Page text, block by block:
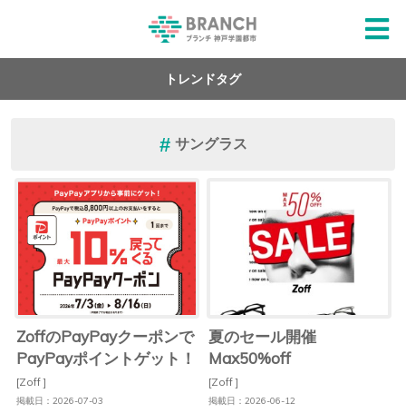
トレンドタグ
サングラス
ZoffのPayPayクーポンで
PayPayポイントゲット！
[Zoff ]
掲載日：2026-07-03
夏のセール開催
Max50%off
[Zoff ]
掲載日：2026-06-12